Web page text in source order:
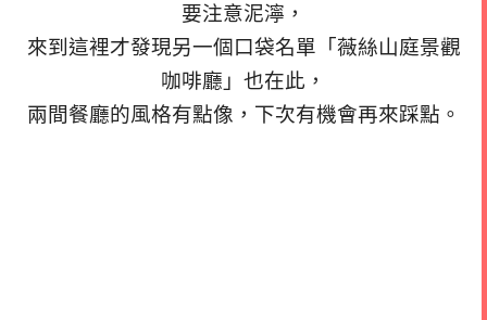
要注意泥濘，
來到這裡才發現另一個口袋名單「薇絲山庭景觀
咖啡廳」也在此，
兩間餐廳的風格有點像，下次有機會再來踩點。